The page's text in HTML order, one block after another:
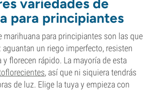
variedades de
para principiantes
marihuana para principiantes son las que
aguantan un riego imperfecto, resisten
florecen rápido. La mayoría de esta
, así que ni siquiera tendrás
de luz. Elige la tuya y empieza con